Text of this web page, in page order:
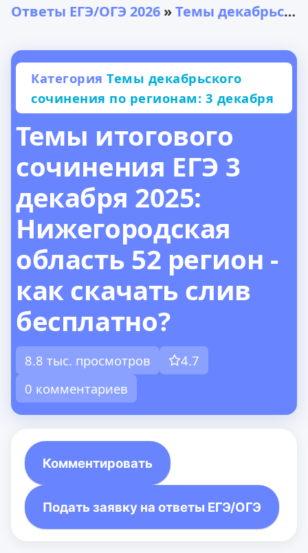
Ответы ЕГЭ/ОГЭ 2026 »Темы декабрьского сочинения по регионам: 3 декабря
Категория Темы декабрьского
сочинения по регионам: 3 декабря
Темы итогового
сочинения ЕГЭ 3
декабря 2025:
Нижегородская
область 52 регион -
как скачать слив
бесплатно?
8.8 тыс. просмотров
4.7
0 комментариев
Комментировать
Подать заявку на ответы ЕГЭ/ОГЭ